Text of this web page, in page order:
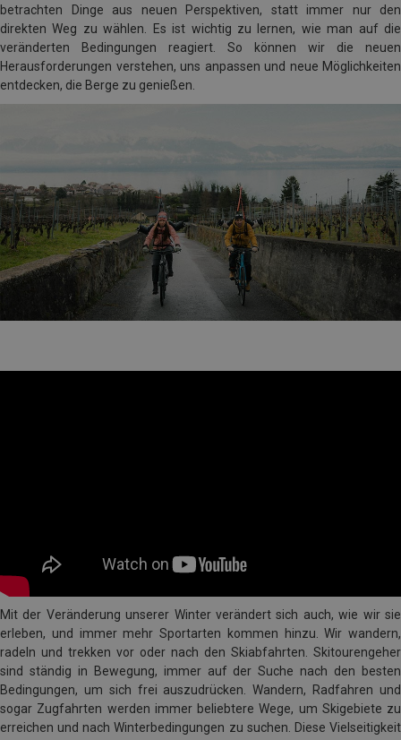
betrachten Dinge aus neuen Perspektiven, statt immer nur den
direkten Weg zu wählen. Es ist wichtig zu lernen, wie man auf die
veränderten Bedingungen reagiert. So können wir die neuen
Herausforderungen verstehen, uns anpassen und neue Möglichkeiten
entdecken, die Berge zu genießen.
Mit der Veränderung unserer Winter verändert sich auch, wie wir sie
erleben, und immer mehr Sportarten kommen hinzu. Wir wandern,
radeln und trekken vor oder nach den Skiabfahrten. Skitourengeher
sind ständig in Bewegung, immer auf der Suche nach den besten
Bedingungen, um sich frei auszudrücken. Wandern, Radfahren und
sogar Zugfahrten werden immer beliebtere Wege, um Skigebiete zu
erreichen und nach Winterbedingungen zu suchen. Diese Vielseitigkeit